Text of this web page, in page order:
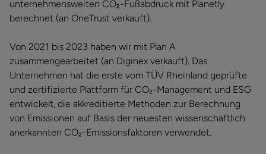
unternehmensweiten CO₂-Fußabdruck mit Planetly
berechnet (an OneTrust verkauft).
Von 2021 bis 2023 haben wir mit Plan A
zusammengearbeitet (an Diginex verkauft). Das
Unternehmen hat die erste vom TÜV Rheinland geprüfte
und zertifizierte Plattform für CO₂-Management und ESG
entwickelt, die akkreditierte Methoden zur Berechnung
von Emissionen auf Basis der neuesten wissenschaftlich
anerkannten CO₂-Emissionsfaktoren verwendet.